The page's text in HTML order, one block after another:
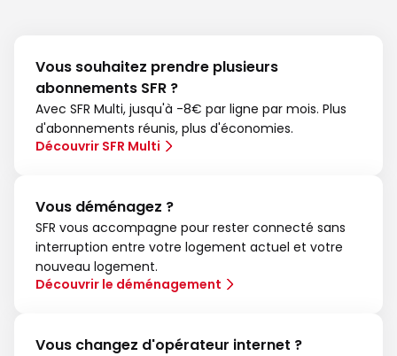
Vous souhaitez prendre plusieurs
abonnements SFR ?
Avec SFR Multi, jusqu'à -8€ par ligne par mois. Plus
d'abonnements réunis, plus d'économies.
Découvrir SFR Multi
Vous déménagez ?
SFR vous accompagne pour rester connecté sans
interruption entre votre logement actuel et votre
nouveau logement.
Découvrir le déménagement
Vous changez d'opérateur internet ?